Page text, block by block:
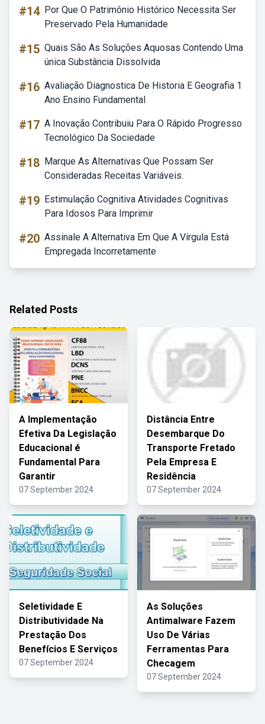
#14 Por Que O Patrimônio Histórico Necessita Ser
Preservado Pela Humanidade
#15 Quais São As Soluções Aquosas Contendo Uma
única Substância Dissolvida
#16 Avaliação Diagnostica De Historia E Geografia 1
Ano Ensino Fundamental
#17 A Inovação Contribuiu Para O Rápido Progresso
Tecnológico Da Sociedade
#18 Marque As Alternativas Que Possam Ser
Consideradas Receitas Variáveis.
#19 Estimulação Cognitiva Atividades Cognitivas
Para Idosos Para Imprimir
#20 Assinale A Alternativa Em Que A Vírgula Está
Empregada Incorretamente
Related Posts
A Implementação
Efetiva Da Legislação
Educacional é
Fundamental Para
Garantir
07 September 2024
Distância Entre
Desembarque Do
Transporte Fretado
Pela Empresa E
Residência
07 September 2024
Seletividade E
Distributividade Na
Prestação Dos
Benefícios E Serviços
07 September 2024
As Soluções
Antimalware Fazem
Uso De Várias
Ferramentas Para
Checagem
07 September 2024